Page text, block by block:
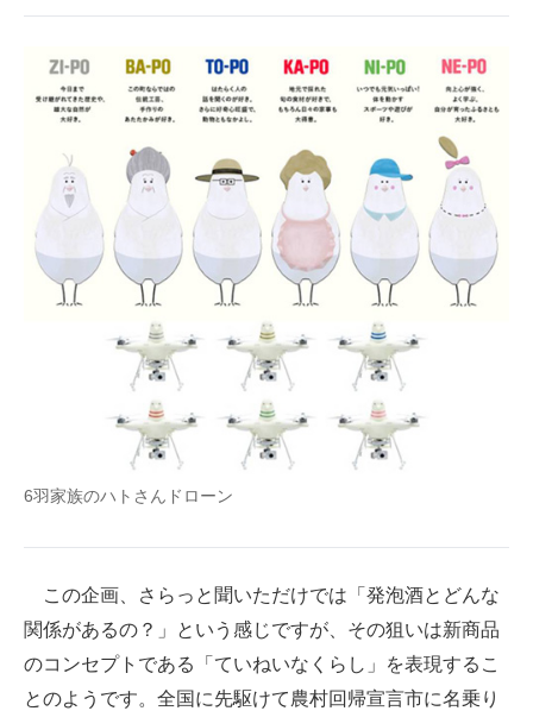
6羽家族のハトさんドローン
この企画、さらっと聞いただけでは「発泡酒とどんな
関係があるの？」という感じですが、その狙いは新商品
のコンセプトである「ていねいなくらし」を表現するこ
とのようです。全国に先駆けて農村回帰宣言市に名乗り